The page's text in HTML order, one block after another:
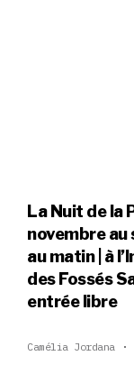
La Nuit de la
novembre au
au matin | à
des Fossés
entrée libre
Camélia Jordana